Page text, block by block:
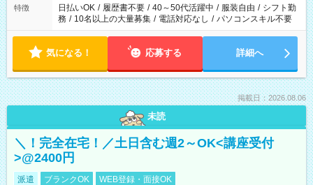
特徴 日払いOK / 履歴書不要 / 40～50代活躍中 / 服装自由 / シフト勤
務 / 10名以上の大量募集 / 電話対応なし / パソコンスキル不要
気になる！ 応募する 詳細へ
掲載日：2026.08.06
未読
＼！完全在宅！／土日含む週2～OK<講座受付
>@2400円
派遣 ブランクOK WEB登録・面接OK